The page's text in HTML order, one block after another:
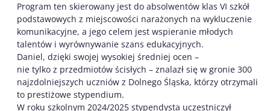
Program ten skierowany jest do absolwentów klas VI szkół
podstawowych z miejscowości narażonych na wykluczenie
komunikacyjne, a jego celem jest wspieranie młodych
talentów i wyrównywanie szans edukacyjnych.
Daniel, dzięki swojej wysokiej średniej ocen –
nie tylko z przedmiotów ścisłych – znalazł się w gronie 300
najzdolniejszych uczniów z Dolnego Śląska, którzy otrzymali
to prestiżowe stypendium.
W roku szkolnym 2024/2025 stypendysta uczestniczył